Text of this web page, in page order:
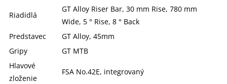
Riadidlá
GT Alloy Riser Bar, 30 mm Rise, 780 mm
Wide, 5 ° Rise, 8 ° Back
Predstavec
GT Alloy, 45mm
Gripy
GT MTB
Hlavové
zloženie
FSA No.42E, integrovaný